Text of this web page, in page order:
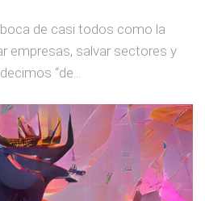
de casi todos como la
empresas, salvar sectores y
“de...